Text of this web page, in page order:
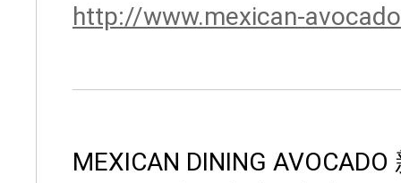
http://www.mexican-
MEXICAN DINING